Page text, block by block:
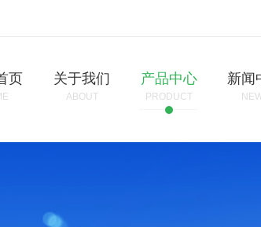
页 关于我们
ABOUT
产品中心
PRODUCT
新闻